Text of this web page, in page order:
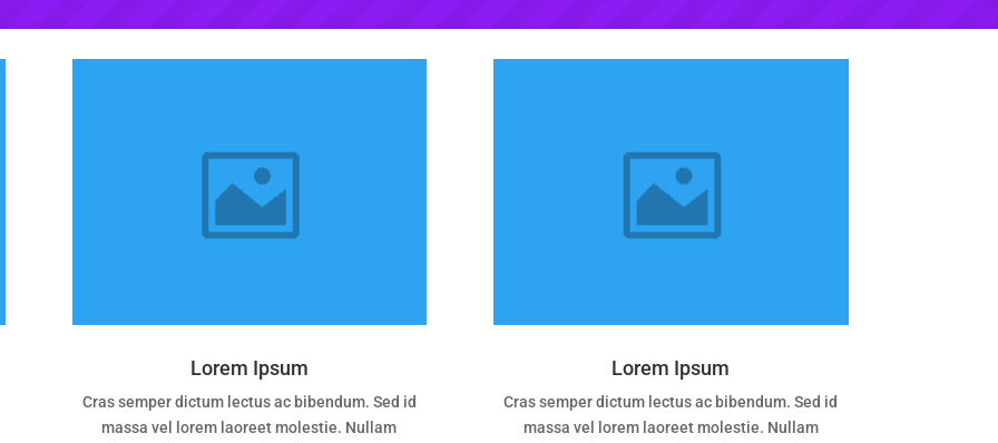
Lorem Ipsum
Cras semper dictum lectus ac bibendum. Sed id
massa vel lorem laoreet molestie. Nullam
Lorem Ipsum
Cras semper dictum lectus ac bibendum. Sed id
massa vel lorem laoreet molestie. Nullam